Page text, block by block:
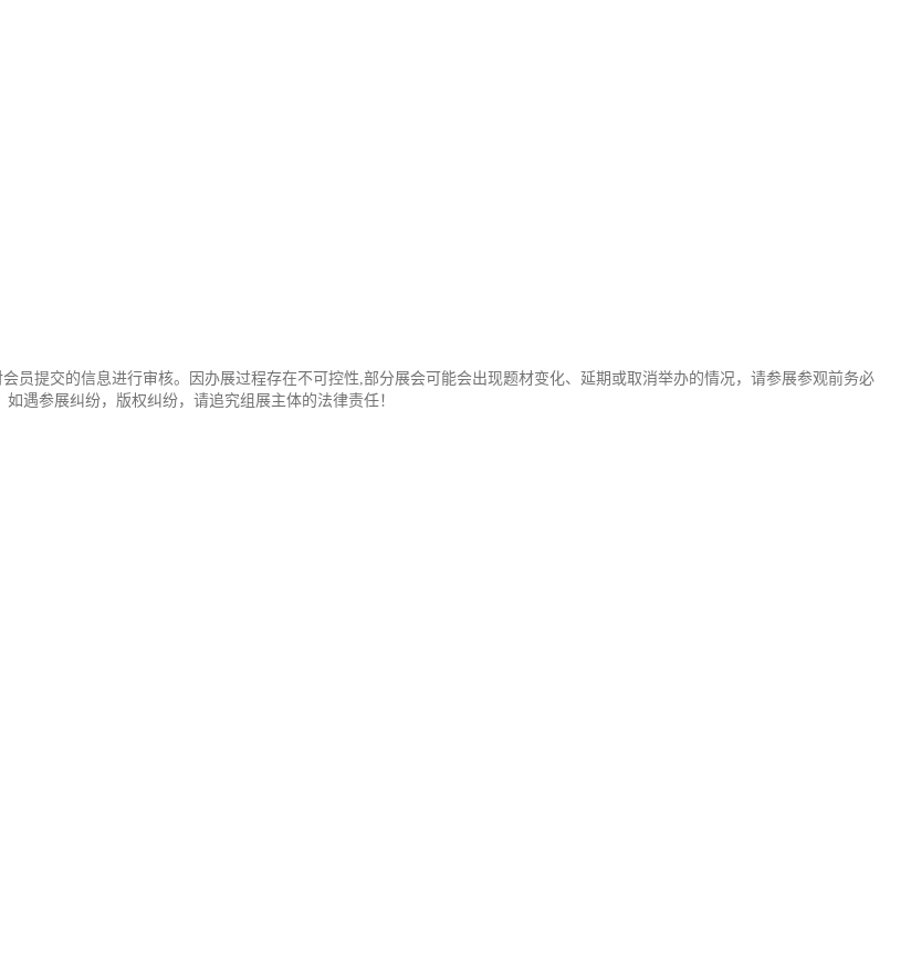
员提交的信息进行审核。因办展过程存在不可控性,部分展会可能会出现题材变化、延期或取消举办的情况，请参展参观前务必
遇参展纠纷，版权纠纷，请追究组展主体的法律责任！